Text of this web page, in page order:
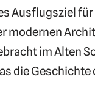
Ausflugsziel
im Alten
die